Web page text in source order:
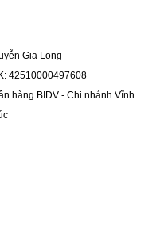
Gia Long
42510000497608
hàng BIDV - Chi nhánh Vĩnh